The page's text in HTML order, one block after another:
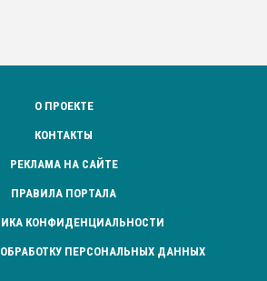
О ПРОЕКТЕ
КОНТАКТЫ
РЕКЛАМА НА САЙТЕ
ПРАВИЛА ПОРТАЛА
КОНФИДЕНЦИАЛЬНОСТИ
ПЕРСОНАЛЬНЫХ ДАННЫХ